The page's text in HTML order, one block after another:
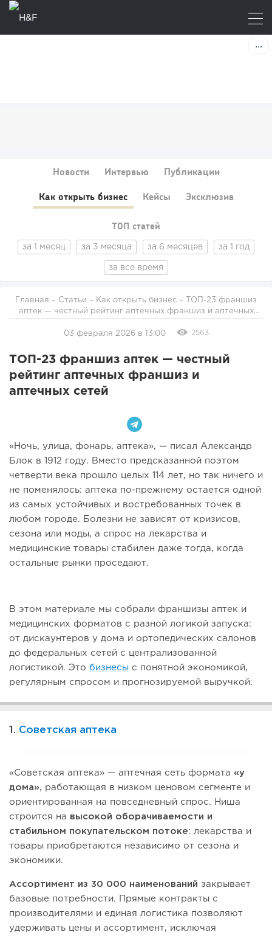
Новости Интервью Публикации
Как открыть бизнес Кейсы Эксклюзив
ТОП статей
за 1 месяц за 3 месяца за 6 месяцев за 1 год
за все время
Главная – Статьи – Как открыть бизнес
аптек — честный рейтинг аптечных франшиз и аптечных
03 февраля 2026 в 13:00
2563
ТОП-23 франшиз аптек — честный
рейтинг аптечных франшиз и
аптечных сетей
«Ночь, улица, фонарь, аптека», — писал Александр
Блок в 1912 году. Вместо предсказанной поэтом
четверти века прошло целых 114 лет, но так ничего и
не поменялось: аптека по-прежнему остается одной
из самых устойчивых и востребованных точек в
любом городе. Болезни не зависят от кризисов,
сезона или моды, а спрос на лекарства и
медицинские товары стабилен даже тогда, когда
остальные рынки проседают.
В этом материале мы собрали франшизы аптек и
медицинских форматов с разной логикой запуска:
от дискаунтеров у дома и ортопедических салонов
до федеральных сетей с централизованной
логистикой. Это бизнесы с понятной экономикой,
регулярным спросом и прогнозируемой выручкой.
1. Советская аптека
«Советская аптека» — аптечная сеть формата «у
дома», работающая в низком ценовом сегменте и
ориентированная на повседневный спрос. Ниша
строится на высокой оборачиваемости и
стабильном покупательском потоке: лекарства и
товары приобретаются независимо от сезона и
экономики.
Ассортимент из 30 000 наименований закрывает
базовые потребности. Прямые контракты с
производителями и единая логистика позволяют
удерживать цены и ассортимент, исключая